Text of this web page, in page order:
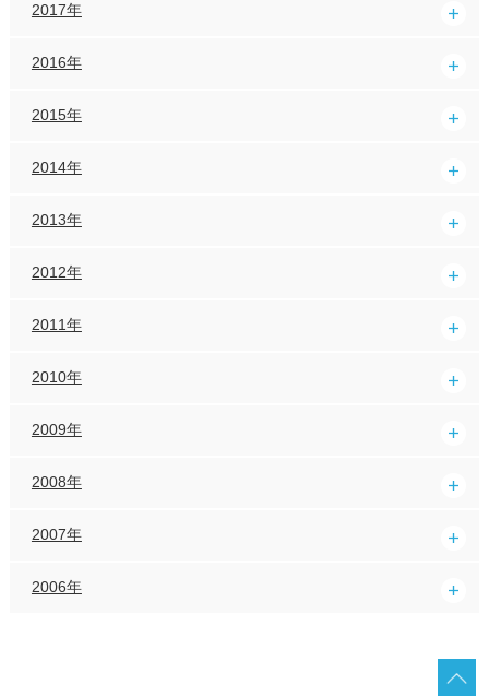
2017年
2016年
2015年
2014年
2013年
2012年
2011年
2010年
2009年
2008年
2007年
2006年